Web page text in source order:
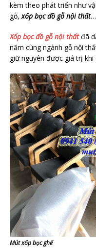
kèm theo phát triển như
gỗ,xốp bọc đồ gỗ nội thất…
Xốp bọc đồ gỗ nội thất đã
năm cùng ngành gỗ nội
giữ nguyên được giá trị
Mút xốp bọc ghế